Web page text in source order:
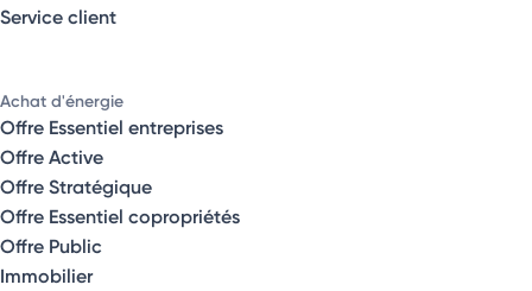
Service client
Achat d'énergie
Offre Essentiel entreprises
Offre Active
Offre Stratégique
Offre Essentiel copropriétés
Offre Public
Immobilier